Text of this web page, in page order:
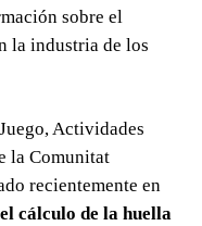
sobre el
la industria de los
Actividades
la Comunitat
recientemente en
cálculo de la huella